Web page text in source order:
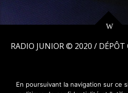
RADIO JUNIOR © 2020 / DÉPÔT
En poursuivant la navigation sur ce